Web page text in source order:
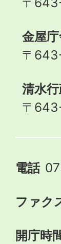
金屋
〒
清水
〒
電話
ファク
開庁時